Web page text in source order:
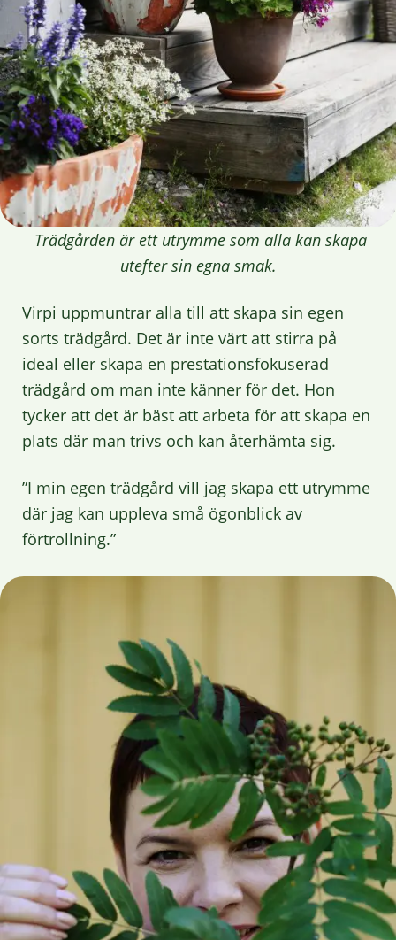
Trädgården är ett utrymme som alla kan skapa
utefter sin egna smak.
Virpi uppmuntrar alla till att skapa sin egen
sorts trädgård. Det är inte värt att stirra på
ideal eller skapa en prestationsfokuserad
trädgård om man inte känner för det. Hon
tycker att det är bäst att arbeta för att skapa en
plats där man trivs och kan återhämta sig.
”I min egen trädgård vill jag skapa ett utrymme
där jag kan uppleva små ögonblick av
förtrollning.”